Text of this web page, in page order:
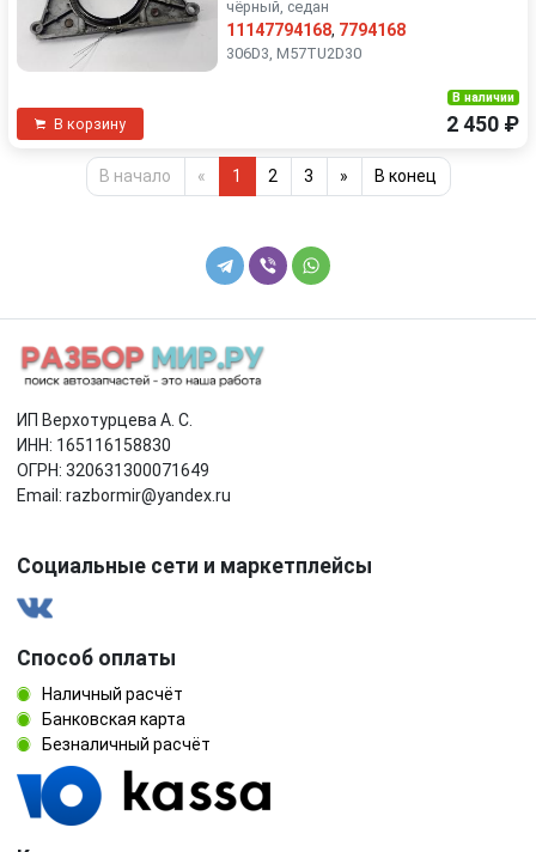
чёрный, седан
11147794168, 7794168
306D3, M57TU2D30
В корзину
В наличии
2 450 ₽
В начало « 1 2 3 » В конец
ИП Верхотурцева А. С.
ИНН: 165116158830
ОГРН: 320631300071649
Email: razbormir@yandex.ru
Социальные сети и маркетплейсы
Способ оплаты
Наличный расчёт
Банковская карта
Безналичный расчёт